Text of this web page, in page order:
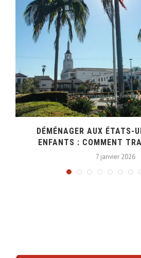
DÉMÉNAGER AUX ÉTATS-
ENFANTS : COMMENT
7 janvier 2026